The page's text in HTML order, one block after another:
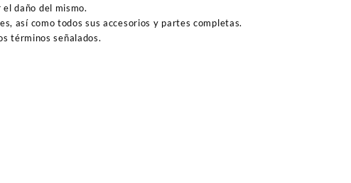
daño del mismo.
así como todos sus accesorios y partes completas.
términos señalados.